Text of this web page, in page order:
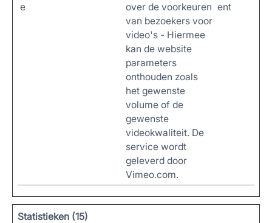
e
over de voorkeuren
van bezoekers voor
video's - Hiermee
kan de website
parameters
onthouden zoals
het gewenste
volume of de
gewenste
videokwaliteit. De
service wordt
geleverd door
Vimeo.com.
ent
Statistieken (15)